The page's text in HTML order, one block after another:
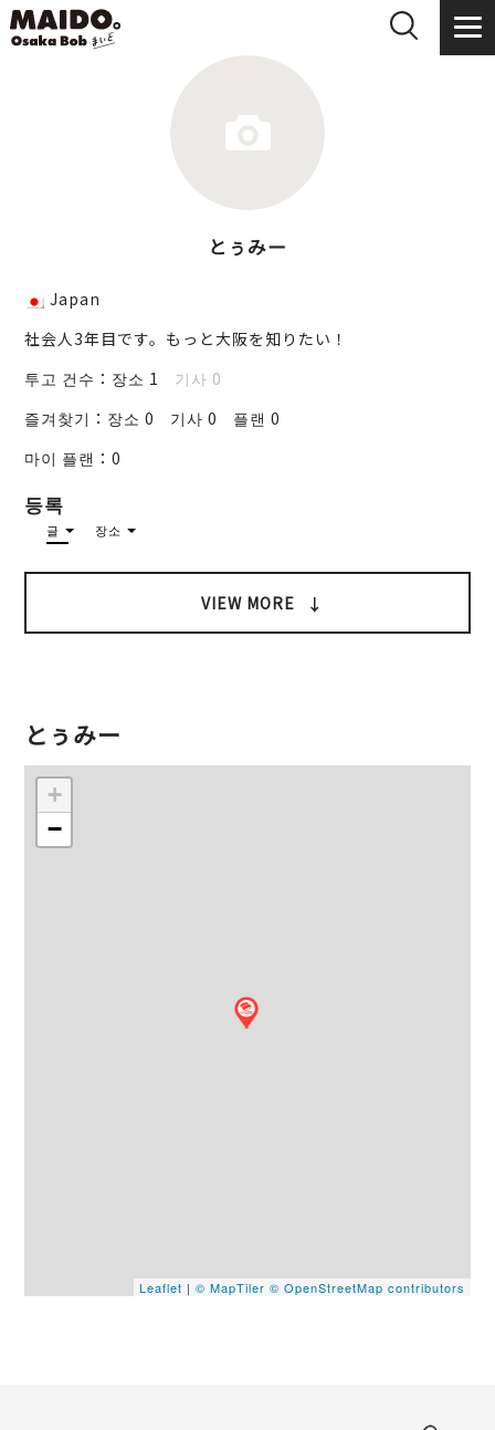
とぅみー
Japan
社会人3年目です。もっと大阪を知りたい！
투고 건수： 장소 1
기사 0
즐겨찾기： 장소 0 기사 0
플랜 0
마이 플랜：0
등록
글 장소
VIEW MORE
とぅみー
+
−
Leaflet | © MapTiler © OpenStreetMap contributors